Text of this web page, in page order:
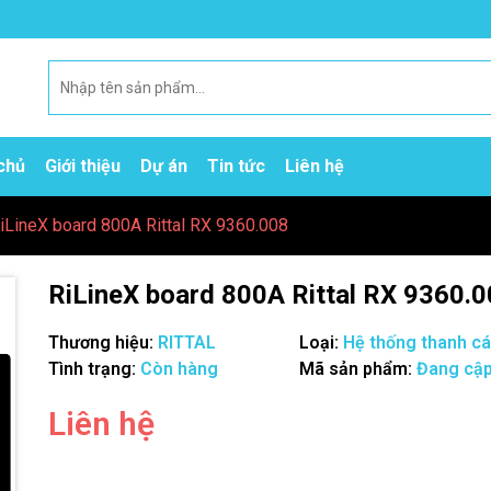
Giới thiệu Dự án Tin tức Liên hệ
board 800A Rittal RX 9360.008
RiLineX board 800A Rittal RX
Thương hiệu: RITTAL Loại: Hệ thống thanh
Tình trạng: Còn hàng Mã sản phẩm: Đang
Liên hệ